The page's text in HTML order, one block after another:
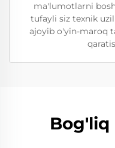
ma'lumotlarni
tufayli siz texnik
ajoyib o'yin-maroq